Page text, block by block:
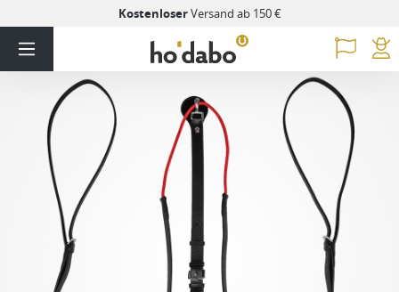
KostenloserVersand ab 150 €